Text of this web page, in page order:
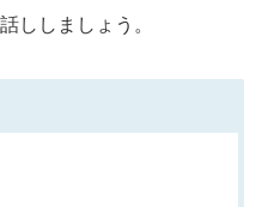
ししましょう。